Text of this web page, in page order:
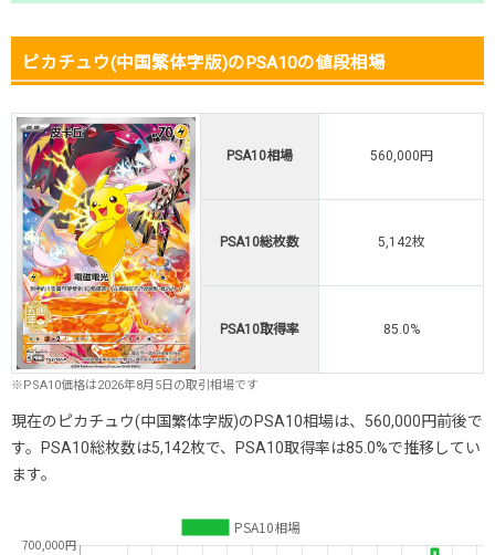
ピカチュウ(中国繁体字版)のPSA10の値段相場
PSA10相場 560,000円
PSA10総枚数 5,142枚
PSA10取得率 85.0%
※PSA10価格は2026年8月5日の取引相場です
現在のピカチュウ(中国繁体字版)のPSA10相場は、560,000円前後で
す。PSA10総枚数は5,142枚で、PSA10取得率は85.0%で推移してい
ます。